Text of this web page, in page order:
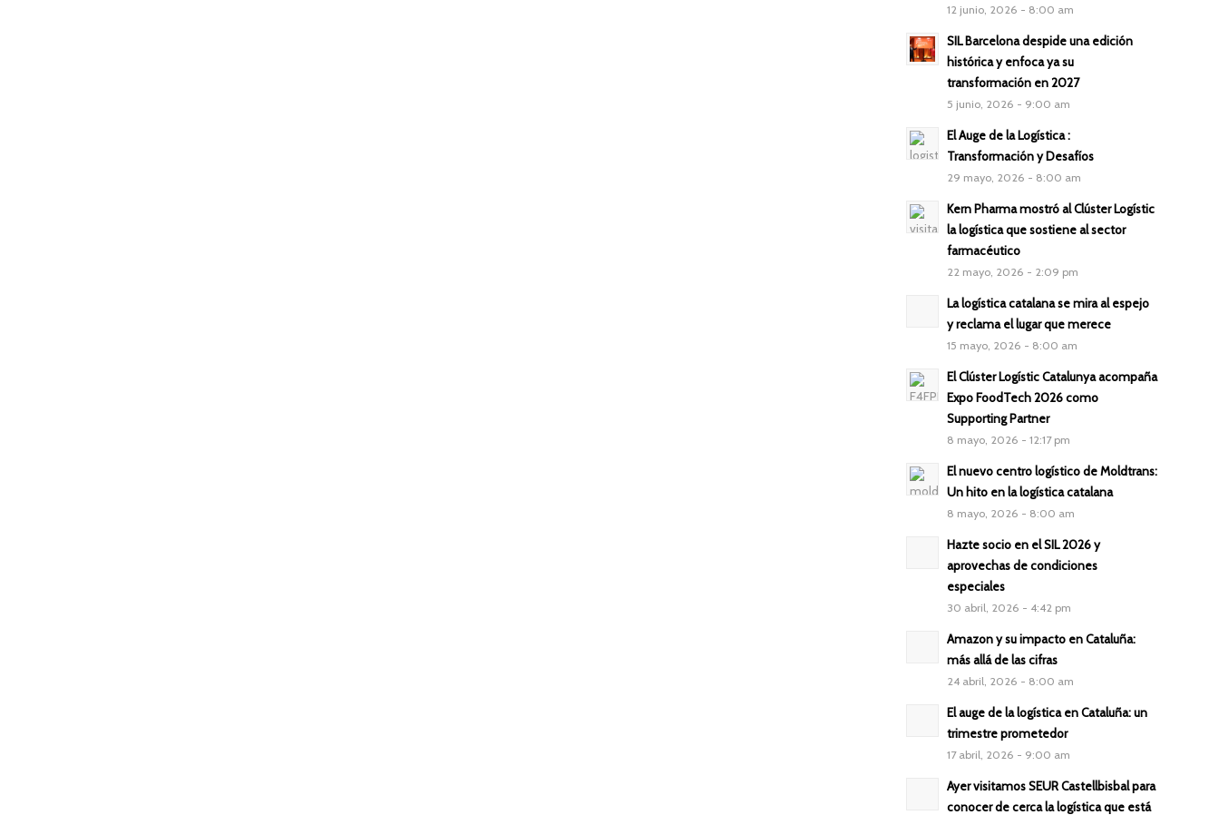
12 junio, 2026 - 8:00 am
SIL Barcelona despide una edición
histórica y enfoca ya su
transformación en 2027
5 junio, 2026 - 9:00 am
El Auge de la Logística :
Transformación y Desafíos
29 mayo, 2026 - 8:00 am
Kern Pharma mostró al Clúster Logístic
la logística que sostiene al sector
farmacéutico
22 mayo, 2026 - 2:09 pm
La logística catalana se mira al espejo
y reclama el lugar que merece
15 mayo, 2026 - 8:00 am
El Clúster Logístic Catalunya acompaña
Expo FoodTech 2026 como
Supporting Partner
8 mayo, 2026 - 12:17 pm
El nuevo centro logístico de Moldtrans:
Un hito en la logística catalana
8 mayo, 2026 - 8:00 am
Hazte socio en el SIL 2026 y
aprovechas de condiciones
especiales
30 abril, 2026 - 4:42 pm
Amazon y su impacto en Cataluña:
más allá de las cifras
24 abril, 2026 - 8:00 am
El auge de la logística en Cataluña: un
trimestre prometedor
17 abril, 2026 - 9:00 am
Ayer visitamos SEUR Castellbisbal para
conocer de cerca la logística que está